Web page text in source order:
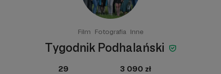
Film Fotografia Inne
Tygodnik Podhalański
29
3 090 zł